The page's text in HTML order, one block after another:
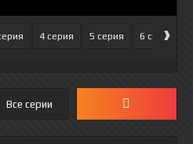
4 серия 5 серия 6 серия
›
Все серии